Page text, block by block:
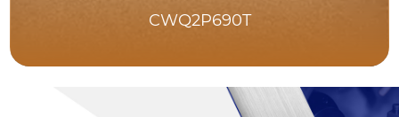
CWQ2P690T